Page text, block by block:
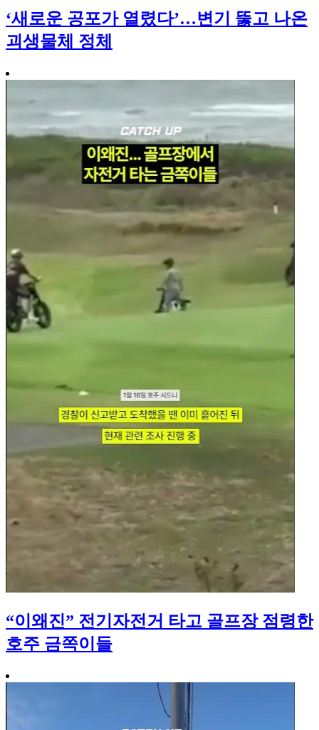
‘새로운 공포가 열렸다’…변기 뚫고 나온
괴생물체 정체
“이왜진” 전기자전거 타고 골프장 점령한
호주 금쪽이들